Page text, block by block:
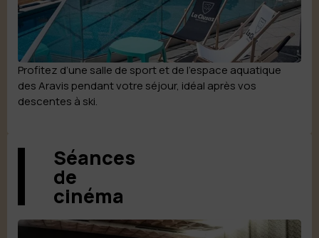
Profitez d’une salle de sport et de l’espace aquatique
des Aravis pendant votre séjour, idéal après vos
descentes à ski.
Séances
de
cinéma